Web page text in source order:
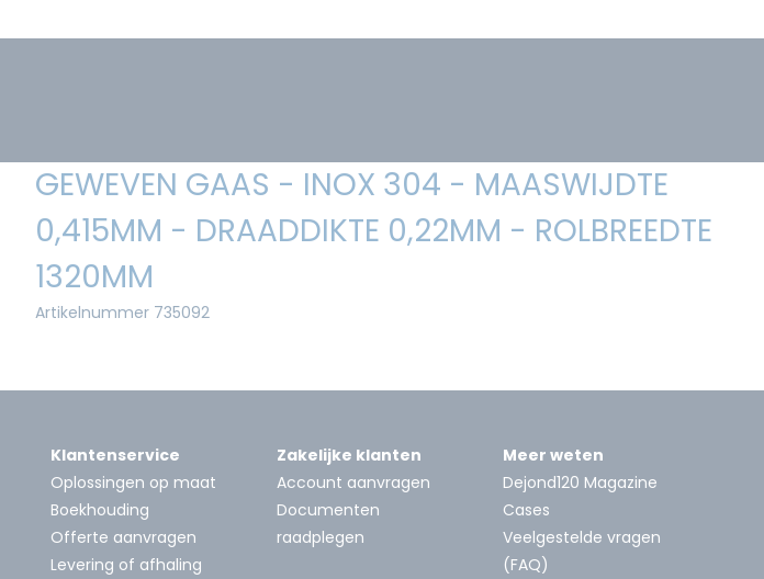
GEWEVEN GAAS - INOX 304 - MAASWIJDTE
0,415MM - DRAADDIKTE 0,22MM - ROLBREEDTE
1320MM
Artikelnummer 735092
Klantenservice
Oplossingen op maat
Boekhouding
Offerte aanvragen
Levering of afhaling
Zakelijke klanten
Account aanvragen
Documenten
raadplegen
Meer weten
Dejond120 Magazine
Cases
Veelgestelde vragen
(FAQ)